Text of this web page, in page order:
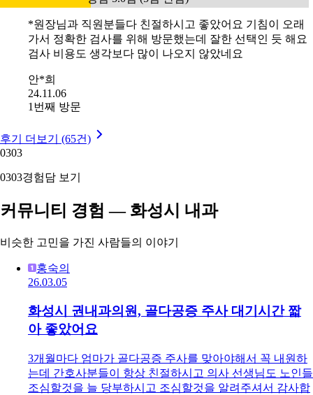
*원장님과 직원분들다 친절하시고 좋았어요 기침이 오래
가서 정확한 검사를 위해 방문했는데 잘한 선택인 듯 해요
검사 비용도 생각보다 많이 나오지 않았네요
안*희
24.11.06
1번째 방문
후기 더보기 (65건)
0303
0303경험담 보기
커뮤니티 경험 — 화성시 내과
비슷한 고민을 가진 사람들의 이야기
홍숙의
26.03.05
화성시 권내과의원, 골다공증 주사 대기시간 짧
아 좋았어요
3개월마다 엄마가 골다공증 주사를 맞아야해서 꼭 내원하
는데 간호사분들이 항상 친절하시고 의사 선생님도 노인들
조심할것을 늘 당부하시고 조심할것을 알려주셔서 감사합